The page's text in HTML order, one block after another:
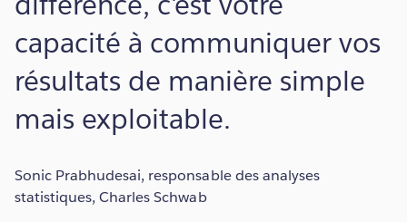
capacité à communiquer vos
résultats de manière simple
mais exploitable.
Sonic Prabhudesai, responsable des analyses
statistiques, Charles Schwab